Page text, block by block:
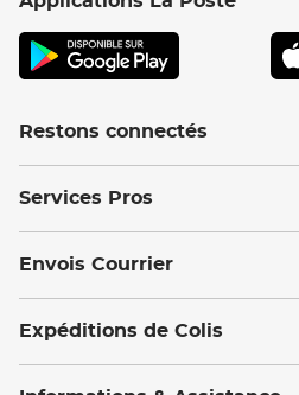
Restons connectés
Services Pros
Envois Courrier
Expéditions de Colis